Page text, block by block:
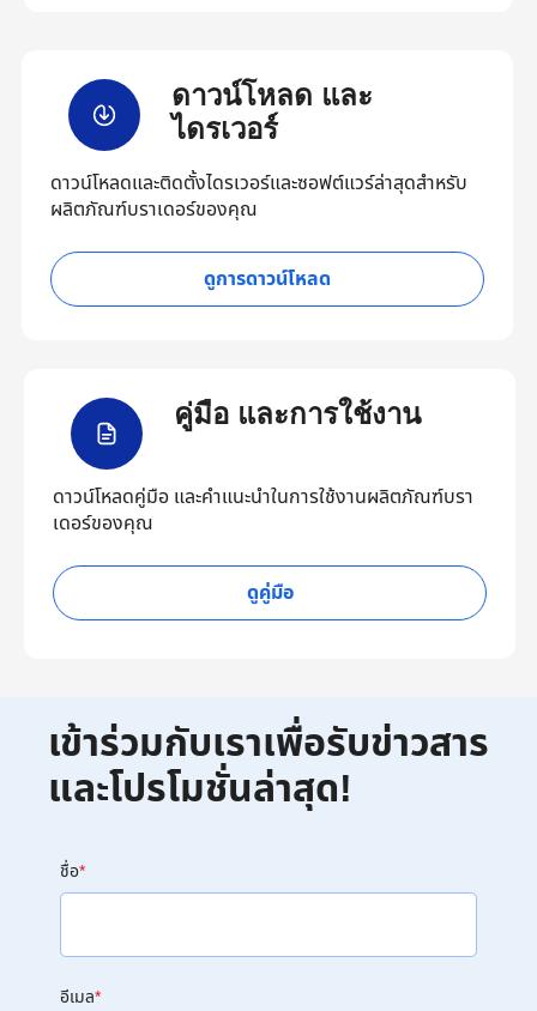
ดาวน์โหลด และ
ไดรเวอร์
ดาวน์โหลดและติดตั้งไดรเวอร์และซอฟต์แวร์ล่าสุดสำหรับ
ผลิตภัณฑ์บราเดอร์ของคุณ
ดูการดาวน์โหลด
คู่มือ และการใช้งาน
ดาวน์โหลดคู่มือ และคำแนะนำในการใช้งานผลิตภัณฑ์บรา
เดอร์ของคุณ
ดูคู่มือ
เข้าร่วมกับเราเพื่อรับข่าวสาร
และโปรโมชั่นล่าสุด!
ชื่อ*
อีเมล*